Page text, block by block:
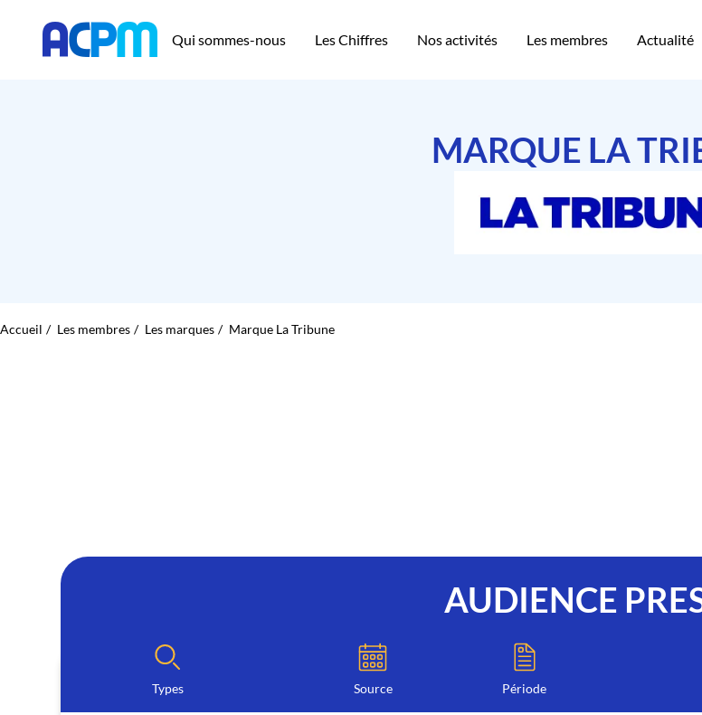
Qui sommes-nous Les Chiffres Nos activités Les membres Actualité
MARQUE LA
Accueil Les membres Les marques Marque La Tribune
AUDIENCE
Types Source Période